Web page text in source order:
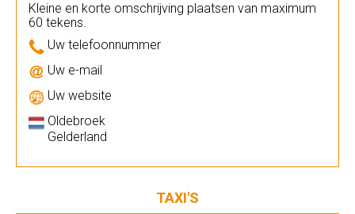
Kleine en korte omschrijving plaatsen van maximum
60 tekens.
Uw telefoonnummer
Uw e-mail
Uw website
Oldebroek
Gelderland
TAXI'S